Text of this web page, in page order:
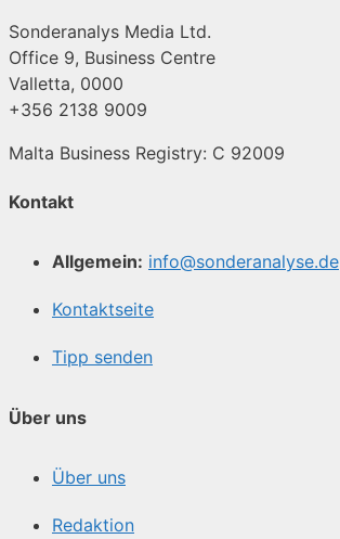
Sonderanalys Media Ltd.
Office 9, Business Centre
Valletta, 0000
+356 2138 9009
Malta Business Registry: C 92009
Kontakt
Allgemein: info@sonderanalyse.de
Kontaktseite
Tipp senden
Über uns
Über uns
Redaktion